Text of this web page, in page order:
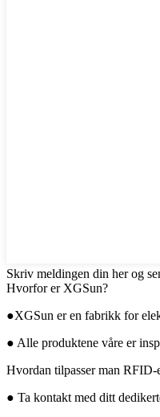
Skriv meldingen din her og
Hvorfor er XGSun?
●XGSun er en fabrikk for
● Alle produktene våre er
Hvordan tilpasser man RFID-
● Ta kontakt med ditt